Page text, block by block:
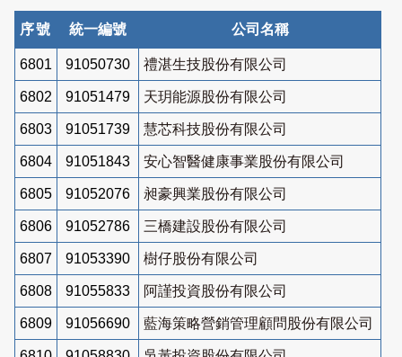
序號 統一編號 公司名稱
6801 91050730 禮湛生技股份有限公司
6802 91051479 天玥能源股份有限公司
6803 91051739 慧芯科技股份有限公司
6804 91051843 安心智醫健康事業股份有限公司
6805 91052076 昶豪興業股份有限公司
6806 91052786 三橋建設股份有限公司
6807 91053390 樹仔股份有限公司
6808 91055833 阿謹投資股份有限公司
6809 91056690 藍海策略營銷管理顧問股份有限公司